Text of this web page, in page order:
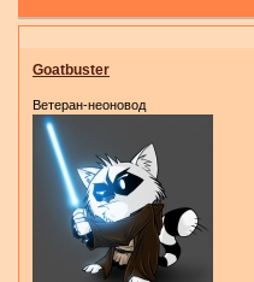
Goatbuster
Ветеран-неоновод